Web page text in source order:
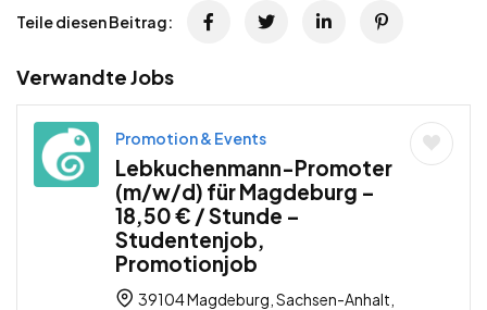
Teile diesen Beitrag:
Verwandte Jobs
Promotion & Events
Lebkuchenmann-Promoter
(m/w/d) für Magdeburg –
18,50 € / Stunde –
Studentenjob,
Promotionjob
39104 Magdeburg, Sachsen-Anhalt,